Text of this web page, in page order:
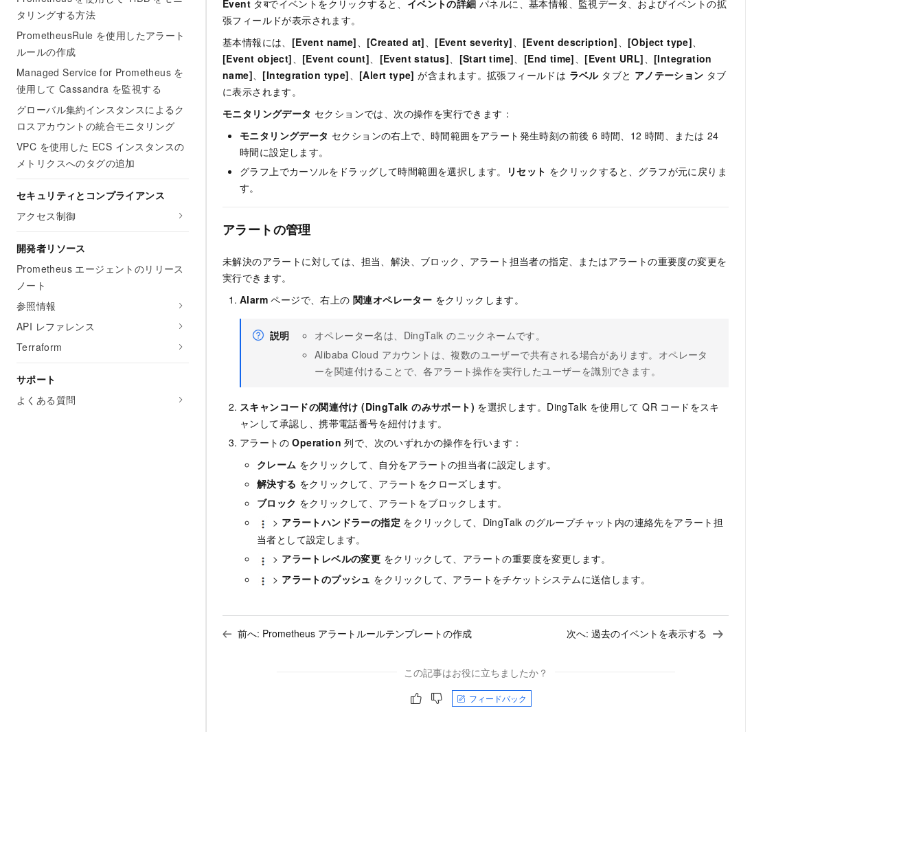
タリングする方法
PrometheusRule を使用したアラート
ルールの作成
Managed Service for Prometheus を
使用して Cassandra を監視する
グローバル集約インスタンスによるク
ロスアカウントの統合モニタリング
VPC を使用した ECS インスタンスの
メトリクスへのタグの追加
セキュリティとコンプライアンス
アクセス制御
開発者リソース
Prometheus エージェントのリリース
ノート
参照情報
API レファレンス
Terraform
サポート
よくある質問
Event タबでイベントをクリックすると、 イベントの詳細 パネルに、基本情報、監視データ、およびイベントの拡
張フィールドが表示されます。
基本情報には、 [Event name] [Created at] [Event severity] [Event description] [Object type]
[Event object]
[Event count] [Event status] [Start time] [End time] [Event URL]
[Integration
name]
[Integration type] [Alert type] が含まれます。拡張フィールドは ラベルタブと アノテーション タブ
に表示されます。
モニタリングデータ セクションでは、次の操作を実行できます：
モニタリングデータ セクションの右上で、時間範囲をアラート発生時刻の前後 6 時間、12 時間、または 24
時間に設定します。
グラフ上でカーソルをドラッグして時間範囲を選択します。
リセット をクリックすると、グラフが元に戻りま
す。
アラートの管理
未解決のアラートに対しては、担当、解決、ブロック、アラート担当者の指定、またはアラートの重要度の変更を
実行できます。
Alarm ページで、右上の 関連オペレーター をクリックします。
説明
オペレーター名は、DingTalk のニックネームです。
Alibaba Cloud アカウントは、複数のユーザーで共有される場合があります。オペレータ
ーを関連付けることで、各アラート操作を実行したユーザーを識別できます。
スキャンコードの関連付け (DingTalk のみサポート) を選択します。DingTalk を使用して QR コードをスキ
ャンして承認し、携帯電話番号を紐付けます。
アラートのOperation 列で、次のいずれかの操作を行います：
クレーム をクリックして、自分をアラートの担当者に設定します。
解決する をクリックして、アラートをクローズします。
ブロック をクリックして、アラートをブロックします。
> アラートハンドラーの指定 をクリックして、DingTalk のグループチャット内の連絡先をアラート担
当者として設定します。
> アラートレベルの変更 をクリックして、アラートの重要度を変更します。
> アラートのプッシュ をクリックして、アラートをチケットシステムに送信します。
前へ: Prometheus アラートルールテンプレートの作成 次へ: 過去のイベントを表示する
この記事はお役に立ちましたか？
フィードバック